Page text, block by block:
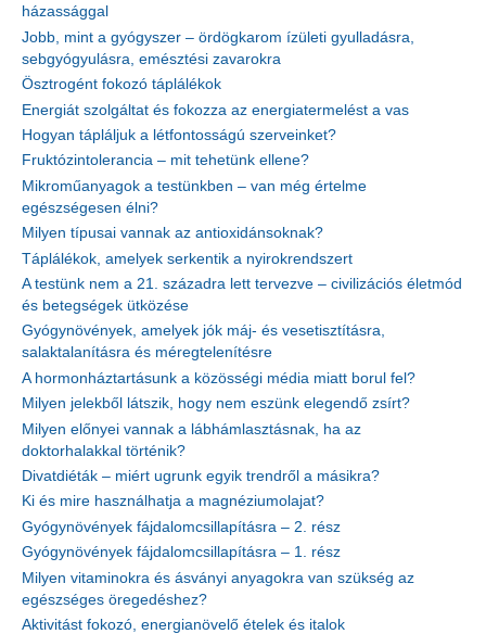
házassággal
Jobb, mint a gyógyszer – ördögkarom ízületi gyulladásra,
sebgyógyulásra, emésztési zavarokra
Ösztrogént fokozó táplálékok
Energiát szolgáltat és fokozza az energiatermelést a vas
Hogyan tápláljuk a létfontosságú szerveinket?
Fruktózintolerancia – mit tehetünk ellene?
Mikroműanyagok a testünkben – van még értelme
egészségesen élni?
Milyen típusai vannak az antioxidánsoknak?
Táplálékok, amelyek serkentik a nyirokrendszert
A testünk nem a 21. századra lett tervezve – civilizációs életmód
és betegségek ütközése
Gyógynövények, amelyek jók máj- és vesetisztításra,
salaktalanításra és méregtelenítésre
A hormonháztartásunk a közösségi média miatt borul fel?
Milyen jelekből látszik, hogy nem eszünk elegendő zsírt?
Milyen előnyei vannak a lábhámlasztásnak, ha az
doktorhalakkal történik?
Divatdiéták – miért ugrunk egyik trendről a másikra?
Ki és mire használhatja a magnéziumolajat?
Gyógynövények fájdalomcsillapításra – 2. rész
Gyógynövények fájdalomcsillapításra – 1. rész
Milyen vitaminokra és ásványi anyagokra van szükség az
egészséges öregedéshez?
Aktivitást fokozó, energianövelő ételek és italok